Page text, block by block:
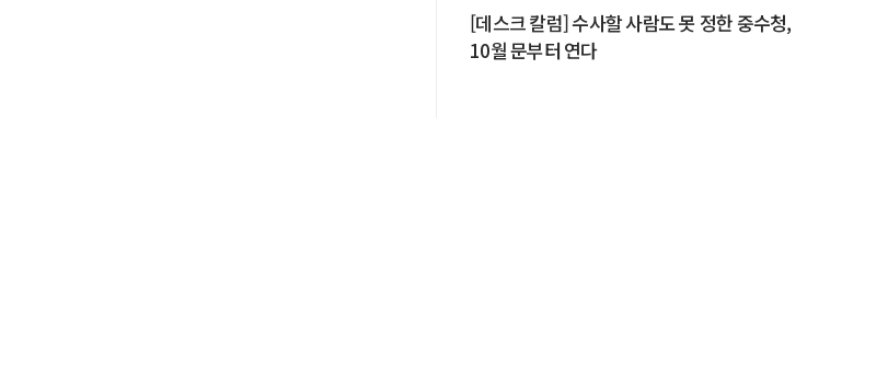
[데스크 칼럼] 수사할 사람도 못 정한 중수청,
10월 문부터 연다